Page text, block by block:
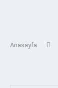
Anasayfa